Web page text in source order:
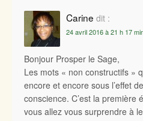
Carine dit :
24 avril 2016 à 21 h 17
Bonjour Prosper le Sage,
Les mots « non constructifs »
encore et encore sous l’effet
conscience. C’est la première
vous allez vous surprendre à